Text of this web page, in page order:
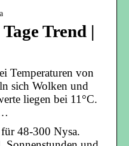
Trend |
Temperaturen von
sich Wolken und
liegen bei 11°C.
48-300 Nysa.